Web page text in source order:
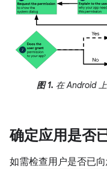
图 1. 在 Android
确定应用是否
如需检查用户是否已